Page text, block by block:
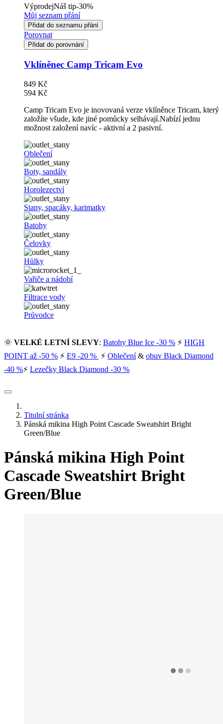
VýprodejNáš tip-30%
Můj seznam přání
Přidat do seznamu přání
Porovnat
Přidat do porovnání
Vklíněnec Camp Tricam Evo
849 Kč
594 Kč
Camp Tricam Evo je inovovaná verze vklíněnce Tricam, který
založíte všude, kde jiné pomůcky selhávají.Nabízí jednu
možnost založení navíc - aktivní a 2 pasivní.
Oblečení
Boty, sandály
Horolezectví
Stany, spacáky, karimatky
Batohy
Čelovky
Hůlky
Vařiče a nádobí
Filtrace vody
Průvodce
🌞 VELKÉ LETNÍ SLEVY: Batohy Blue Ice -30 % ⚡ HIGH
POINT až -50 % ⚡ E9 -20 % ⚡ Oblečení& obuv Black Diamond
-40 %⚡ Lezečky Black Diamond -30 %
Titulní stránka
Pánská mikina High Point Cascade Sweatshirt Bright
Green/Blue
Pánská mikina High Point
Cascade Sweatshirt Bright
Green/Blue